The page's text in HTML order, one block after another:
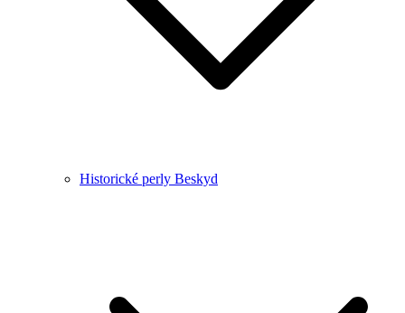
Historické perly Beskyd